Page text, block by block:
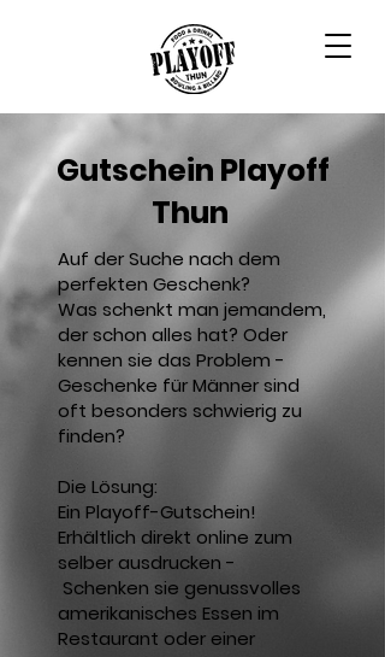
Gutschein Playoff
Thun
Auf der Suche nach dem
perfekten Geschenk?
Was schenkt man jemandem,
der schon alles hat? Oder
kennen sie das Problem -
Geschenke für Männer sind
oft besonders schwierig zu
finden?
Die Lösung:
Ein Playoff-Gutschein!
Erhältlich direkt online zum
selber ausdrucken -
Schenken sie genussvolles
amerikanisches Essen im
Restaurant oder einer